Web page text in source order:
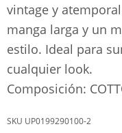
vintage y
manga larga y un
estilo. Ideal para
cualquier look.
Composición:
UP0199290100-2